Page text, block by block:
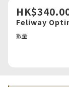
Feliway
數量